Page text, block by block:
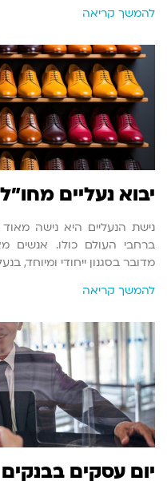
להמשך קריאה
יבוא נעליים מחו"ל
נישת הנעליים היא נישה
ברחבי העולם כולו. אנשים
מדובר בסגנון ייחודי ומיוחד,
להמשך קריאה
יום עסקים בבנקים